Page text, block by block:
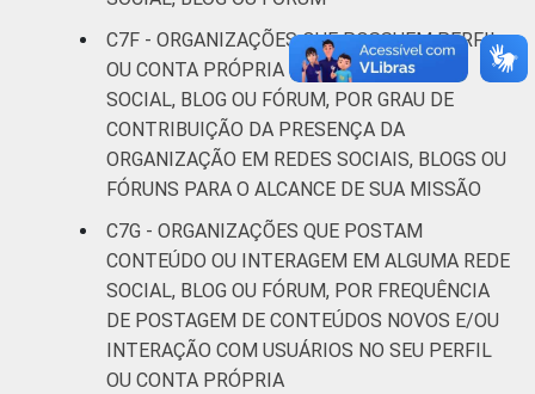
C7F - ORGANIZAÇÕES QUE POSSUEM PERFIL
OU CONTA PRÓPRIA EM ALGUMA REDE
SOCIAL, BLOG OU FÓRUM, POR GRAU DE
CONTRIBUIÇÃO DA PRESENÇA DA
ORGANIZAÇÃO EM REDES SOCIAIS, BLOGS OU
FÓRUNS PARA O ALCANCE DE SUA MISSÃO
C7G - ORGANIZAÇÕES QUE POSTAM
CONTEÚDO OU INTERAGEM EM ALGUMA REDE
SOCIAL, BLOG OU FÓRUM, POR FREQUÊNCIA
DE POSTAGEM DE CONTEÚDOS NOVOS E/OU
INTERAÇÃO COM USUÁRIOS NO SEU PERFIL
OU CONTA PRÓPRIA